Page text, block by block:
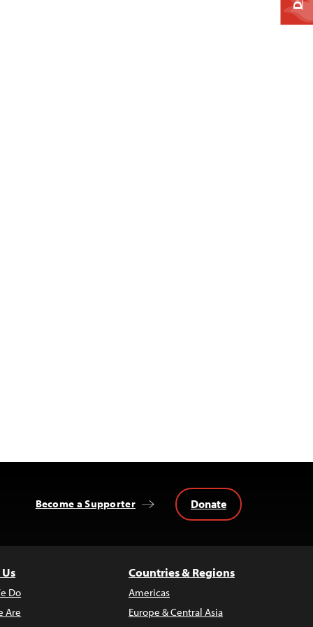
Become a Supporter Donate
Do
Are
Countries & Regions
Americas
Europe & Central Asia